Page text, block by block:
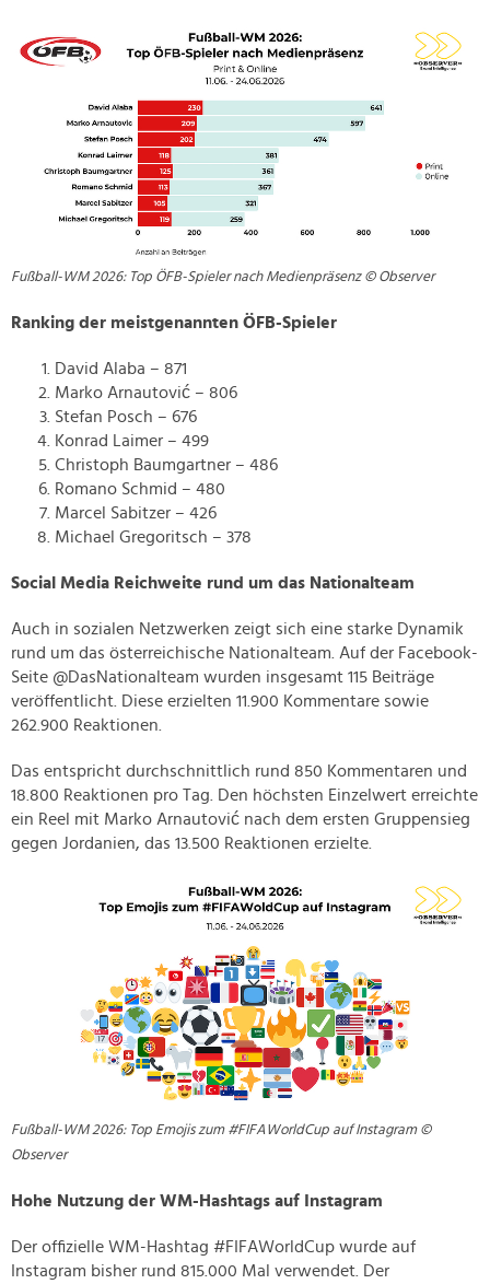
Fußball-WM 2026: Top ÖFB-Spieler nach Medienpräsenz © Observer
Ranking der meistgenannten ÖFB-Spieler
David Alaba – 871
Marko Arnautović – 806
Stefan Posch – 676
Konrad Laimer – 499
Christoph Baumgartner – 486
Romano Schmid – 480
Marcel Sabitzer – 426
Michael Gregoritsch – 378
Social Media Reichweite rund um das Nationalteam
Auch in sozialen Netzwerken zeigt sich eine starke Dynamik
rund um das österreichische Nationalteam. Auf der Facebook-
Seite @DasNationalteam wurden insgesamt 115 Beiträge
veröffentlicht. Diese erzielten 11.900 Kommentare sowie
262.900 Reaktionen.
Das entspricht durchschnittlich rund 850 Kommentaren und
18.800 Reaktionen pro Tag. Den höchsten Einzelwert erreichte
ein Reel mit Marko Arnautović nach dem ersten Gruppensieg
gegen Jordanien, das 13.500 Reaktionen erzielte.
Fußball-WM 2026: Top Emojis zum #FIFAWorldCup auf Instagram ©
Observer
Hohe Nutzung der WM-Hashtags auf Instagram
Der offizielle WM-Hashtag #FIFAWorldCup wurde auf
Instagram bisher rund 815.000 Mal verwendet. Der